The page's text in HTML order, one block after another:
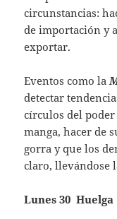
circunstancias:
de importación y
exportar.
Eventos como la
detectar
círculos del
manga, hacer de
gorra y que los
claro, llevándose
Lunes 30 Huelga